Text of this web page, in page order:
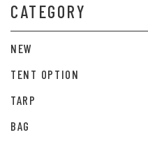
CATEGORY
NEW
TENT OPTION
TARP
BAG